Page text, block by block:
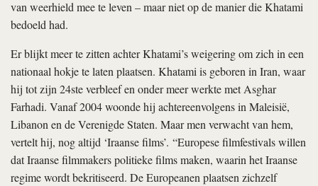
van weerhield mee te leven – maar niet op de manier die Khatami
bedoeld had.
Er blijkt meer te zitten achter Khatami’s weigering om zich in een
nationaal hokje te laten plaatsen. Khatami is geboren in Iran, waar
hij tot zijn 24ste verbleef en onder meer werkte met Asghar
Farhadi. Vanaf 2004 woonde hij achtereenvolgens in Maleisië,
Libanon en de Verenigde Staten. Maar men verwacht van hem,
vertelt hij, nog altijd ‘Iraanse films’. “Europese filmfestivals willen
dat Iraanse filmmakers politieke films maken, waarin het Iraanse
regime wordt bekritiseerd. De Europeanen plaatsen zichzelf